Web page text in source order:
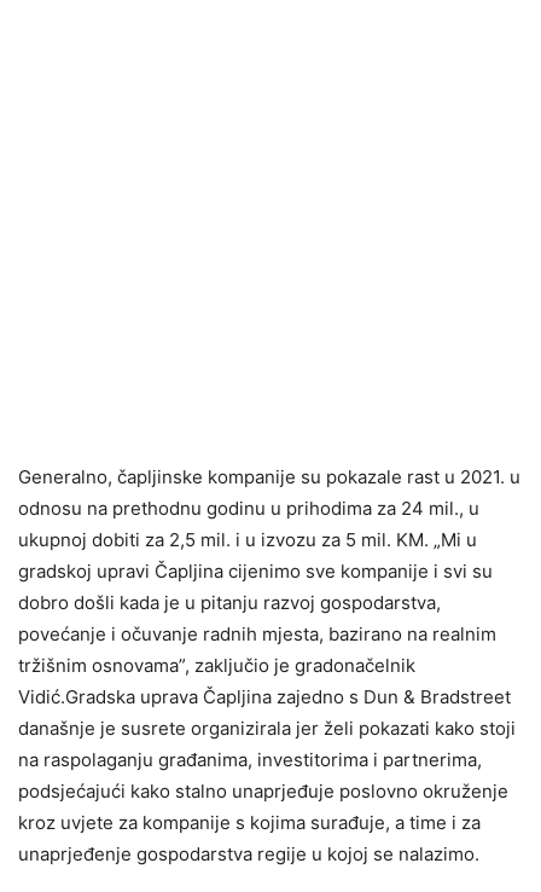
Generalno, čapljinske kompanije su pokazale rast u 2021. u
odnosu na prethodnu godinu u prihodima za 24 mil., u
ukupnoj dobiti za 2,5 mil. i u izvozu za 5 mil. KM. „Mi u
gradskoj upravi Čapljina cijenimo sve kompanije i svi su
dobro došli kada je u pitanju razvoj gospodarstva,
povećanje i očuvanje radnih mjesta, bazirano na realnim
tržišnim osnovama”, zaključio je gradonačelnik
Vidić.Gradska uprava Čapljina zajedno s Dun & Bradstreet
današnje je susrete organizirala jer želi pokazati kako stoji
na raspolaganju građanima, investitorima i partnerima,
podsjećajući kako stalno unaprjeđuje poslovno okruženje
kroz uvjete za kompanije s kojima surađuje, a time i za
unaprjeđenje gospodarstva regije u kojoj se nalazimo.